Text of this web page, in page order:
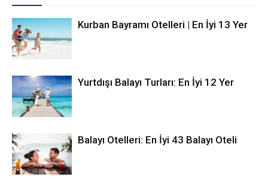
Kurban Bayramı Otelleri | En İyi 13 Yer
Yurtdışı Balayı Turları: En İyi 12 Yer
Balayı Otelleri: En İyi 43 Balayı Oteli